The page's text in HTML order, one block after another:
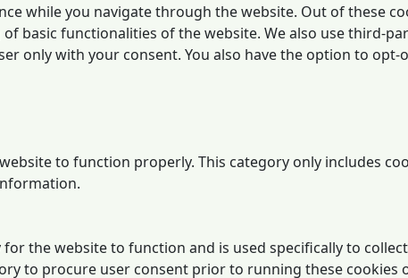
while you navigate through the website. Out of these
basic functionalities of the website. We also use third-
only with your consent. You also have the option to
to function properly. This category only includes
the website to function and is used specifically to
to procure user consent prior to running these cookies